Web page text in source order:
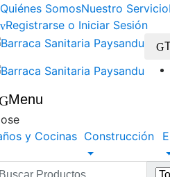
Skip
to
navigation
Skip
to
content
Quiénes SomosNuestro Servicio
Registrarse o Iniciar Sesión
Menu
y Cocinas Construcción